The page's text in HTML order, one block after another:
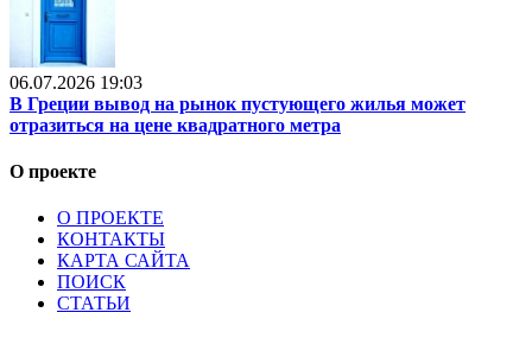
06.07.2026 19:03
В Греции вывод на рынок пустующего жилья может
отразиться на цене квадратного метра
О проекте
О ПРОЕКТЕ
КОНТАКТЫ
КАРТА САЙТА
ПОИСК
СТАТЬИ